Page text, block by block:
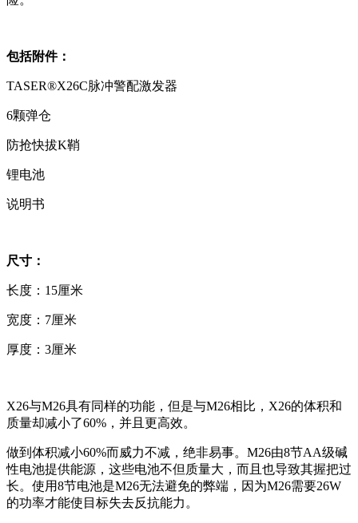
包括附件：
TASER®X26C脉冲警配激发器
6颗弹仓
防抢快拔K鞘
锂电池
说明书
尺寸：
长度：15厘米
宽度：7厘米
厚度：3厘米
X26与M26具有同样的功能，但是与M26相比，X26的体积和
质量却减小了60%，并且更高效。
做到体积减小60%而威力不减，绝非易事。M26由8节AA级碱
性电池提供能源，这些电池不但质量大，而且也导致其握把过
长。使用8节电池是M26无法避免的弊端，因为M26需要26W
的功率才能使目标失去反抗能力。